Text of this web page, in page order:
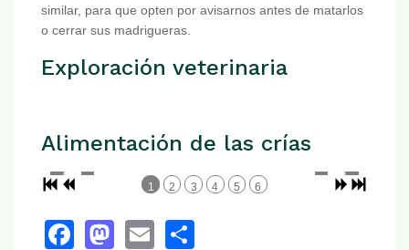
similar, para que opten por avisarnos antes de matarlos
o cerrar sus madrigueras.
Exploración veterinaria
Alimentación de las crías
1 2 3 4 5 6
Facebook
Mastodon
Email